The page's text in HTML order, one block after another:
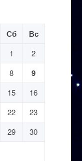
Сб Вс
1
2
8 9
15
16
22
23
29
30